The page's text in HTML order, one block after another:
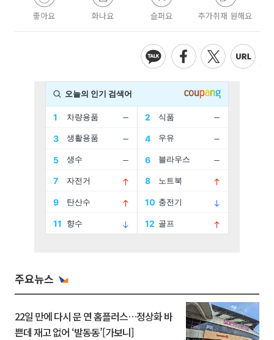
좋아요 화나요 슬퍼요 추가취재 원해요
주요뉴스
22일 만에 다시 문 연 홈플러스…정상화 바
쁜데 재고 없어 ‘발동동’[가보니]